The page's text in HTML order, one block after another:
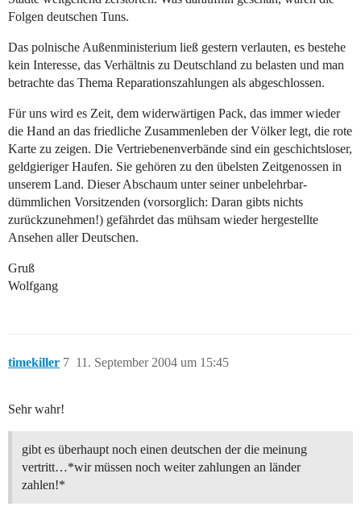
Folgen deutschen Tuns.
Das polnische Außenministerium ließ gestern verlauten, es bestehe
kein Interesse, das Verhältnis zu Deutschland zu belasten und man
betrachte das Thema Reparationszahlungen als abgeschlossen.
Für uns wird es Zeit, dem widerwärtigen Pack, das immer wieder
die Hand an das friedliche Zusammenleben der Völker legt, die rote
Karte zu zeigen. Die Vertriebenenverbände sind ein geschichtsloser,
geldgieriger Haufen. Sie gehören zu den übelsten Zeitgenossen in
unserem Land. Dieser Abschaum unter seiner unbelehrbar-
dümmlichen Vorsitzenden (vorsorglich: Daran gibts nichts
zurückzunehmen!) gefährdet das mühsam wieder hergestellte
Ansehen aller Deutschen.
Gruß
Wolfgang
timekiller 11. September 2004 um 15:45
7
Sehr wahr!
gibt es überhaupt noch einen deutschen der die meinung
vertritt…*wir müssen noch weiter zahlungen an länder
zahlen!*